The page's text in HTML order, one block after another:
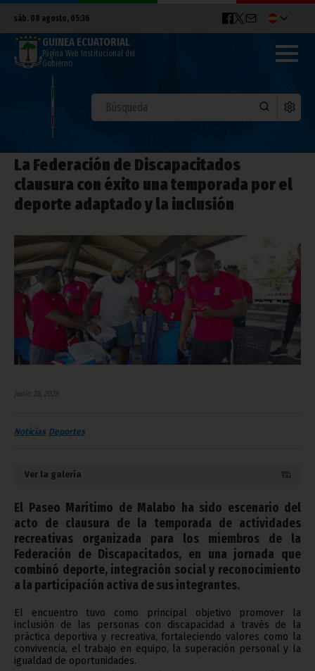
sáb. 08 agosto, 05:36
GUINEA ECUATORIAL
Página Web Institucional del
Gobierno
La Federación de Discapacitados
clausura con éxito una temporada por el
deporte adaptado y la inclusión
junio 28, 2026
Noticias Deportes
Ver la galería
El Paseo Marítimo de Malabo ha sido escenario del
acto de clausura de la temporada de actividades
recreativas organizada para los miembros de la
Federación de Discapacitados, en una jornada que
combinó deporte, integración social y reconocimiento
a la participación activa de sus integrantes.
El encuentro tuvo como principal objetivo promover la
inclusión de las personas con discapacidad a través de la
práctica deportiva y recreativa, fortaleciendo valores como la
convivencia, el trabajo en equipo, la superación personal y la
igualdad de oportunidades.